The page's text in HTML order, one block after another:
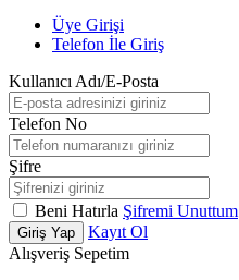
Üye Girişi
Telefon İle Giriş
Kullanıcı Adı/E-Posta
Telefon No
Şifre
Beni Hatırla Şifremi Unuttum
Giriş Yap
Kayıt Ol
Alışveriş Sepetim